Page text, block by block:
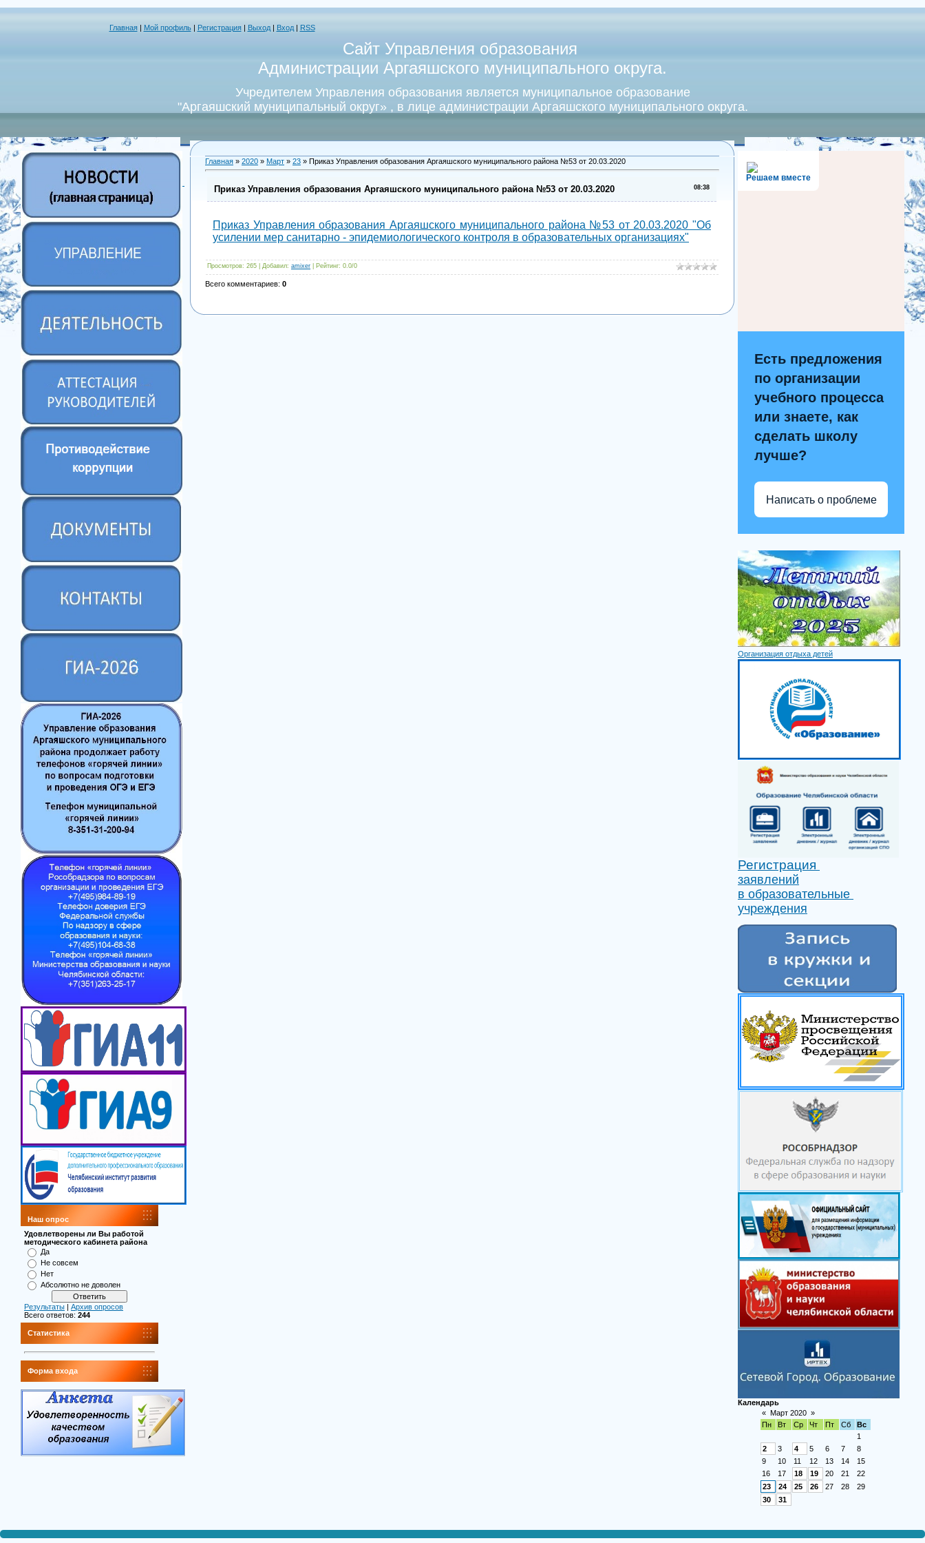
Главная| Мой профиль| Регистрация Выход| Вход RSS
Сайт Управления образования
Администрации Аргаяшского муниципального округа.
Учредителем Управления образования является муниципальное образование
"Аргаяшский муниципальный округ» , в лице администрации Аргаяшского муниципального округа.
Наш опрос
Удовлетворены ли Вы работой
методического кабинета района
Да
Не совсем
Нет
Абсолютно не доволен
Результаты
Архив опросов
Всего ответов: 244
Статистика
Форма входа
Главная » 2020 » Март » 23 » Приказ Управления образования Аргаяшского муниципального района №53 от 20.03.2020
08:38
Приказ Управления образования Аргаяшского муниципального района №53 от 20.03.2020
Приказ Управления образования Аргаяшского муниципального района №53 от 20.03.2020 "Об
усилении мер санитарно - эпидемиологического контроля в образовательных организациях"
Просмотров: 265 | Добавил: amixer Рейтинг: 0.0/0
Всего комментариев: 0
Решаем вместе
Есть предложения
по организации
учебного процесса
или знаете, как
сделать школу
лучше?
Написать о проблеме
Организация отдыха детей
Регистрация
заявлений
в образовательные
учреждения
Календарь
« Март 2020 »
Пн
Вт Ср Чт Пт Сб
Вс
1
2
3 4 5 6 7
8
9
10 11 12 13 14
15
16
17 18 19 20 21
22
23
24 25 26 27 28
29
30
31